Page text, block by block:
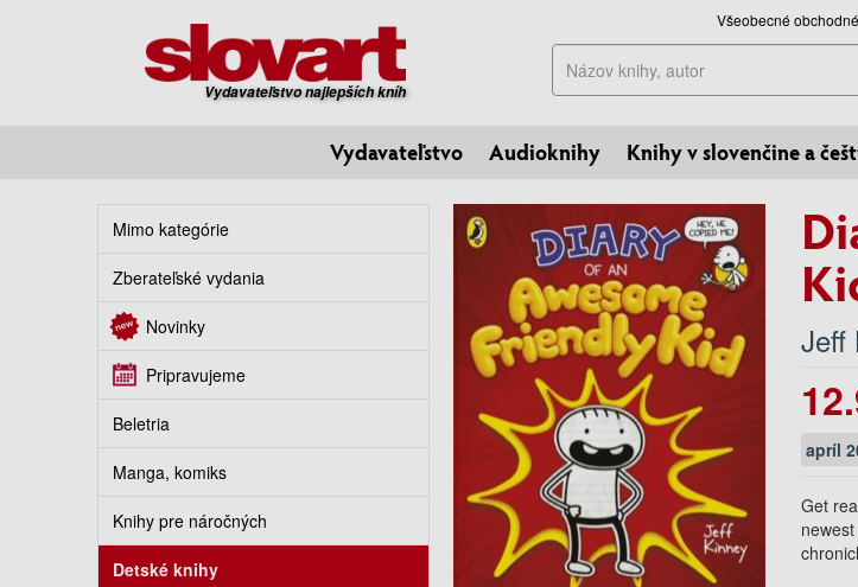
Vydavateľstvo najlepších kníh
Všeobecné
Hľadať
Vydavateľstvo Audioknihy Knihy v slovenčine a
Mimo kategórie
Zberateľské vydania
Novinky
Pripravujeme
Beletria
Manga, komiks
Knihy pre náročných
Detské knihy
Jeff
apríl
Get